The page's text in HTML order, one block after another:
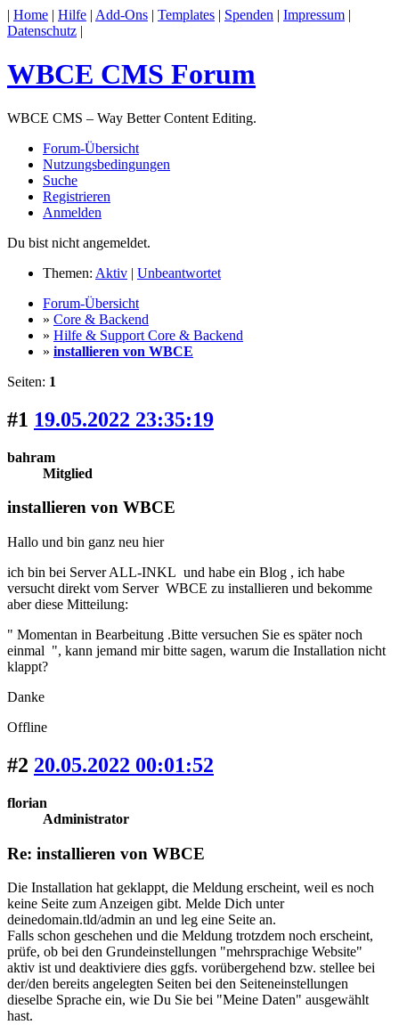
| Home | Hilfe | Add-Ons | Templates | Spenden | Impressum |
Datenschutz |
WBCE CMS Forum
WBCE CMS – Way Better Content Editing.
Forum-Übersicht
Nutzungsbedingungen
Suche
Registrieren
Anmelden
Du bist nicht angemeldet.
Themen: Aktiv | Unbeantwortet
Forum-Übersicht
» Core & Backend
» Hilfe & Support Core & Backend
» installieren von WBCE
Seiten: 1
#1 19.05.2022 23:35:19
bahram
Mitglied
installieren von WBCE
Hallo und bin ganz neu hier
ich bin bei Server ALL-INKL und habe ein Blog , ich habe
versucht direkt vom Server WBCE zu installieren und bekomme
aber diese Mitteilung:
" Momentan in Bearbeitung .Bitte versuchen Sie es später noch
einmal ", kann jemand mir bitte sagen, warum die Installation nicht
klappt?
Danke
Offline
#2 20.05.2022 00:01:52
florian
Administrator
Re: installieren von WBCE
Die Installation hat geklappt, die Meldung erscheint, weil es noch
keine Seite zum Anzeigen gibt. Melde Dich unter
deinedomain.tld/admin an und leg eine Seite an.
Falls schon geschehen und die Meldung trotzdem noch erscheint,
prüfe, ob bei den Grundeinstellungen "mehrsprachige Website"
aktiv ist und deaktiviere dies ggfs. vorübergehend bzw. stellee bei
der/den bereits angelegten Seiten bei den Seiteneinstellungen
dieselbe Sprache ein, wie Du Sie bei "Meine Daten" ausgewählt
hast.